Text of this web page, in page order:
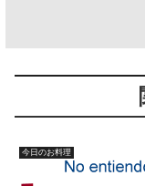
今日のお料理